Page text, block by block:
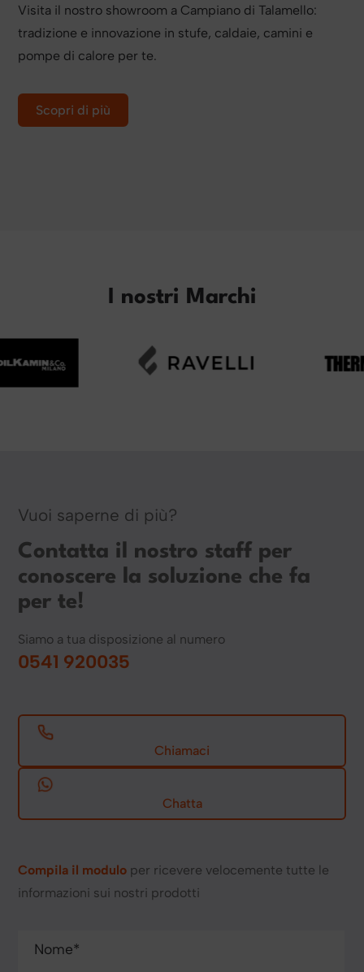
Visita il nostro showroom a Campiano di Talamello:
tradizione e innovazione in stufe, caldaie, camini e
pompe di calore per te.
Scopri di più
I nostri Marchi
Compila il modulo per ricevere velocemente tutte le
informazioni sui nostri prodotti
Vuoi saperne di più?
Contatta il nostro staff per
conoscere la soluzione che fa
per te!
Siamo a tua disposizione al numero
0541 920035
Chiamaci
Chatta